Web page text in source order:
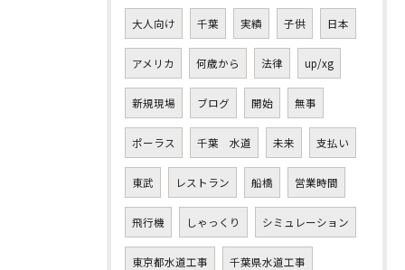
大人向け 千葉 実績 子供 日本
アメリカ 何歳から 法律 up/xg
新規現場 ブログ 開始 無事
ポーラス 千葉 水道 未来 支払い
東武 レストラン 船橋 営業時間
飛行機 しゃっくり シミュレーション
東京都水道工事 千葉県水道工事